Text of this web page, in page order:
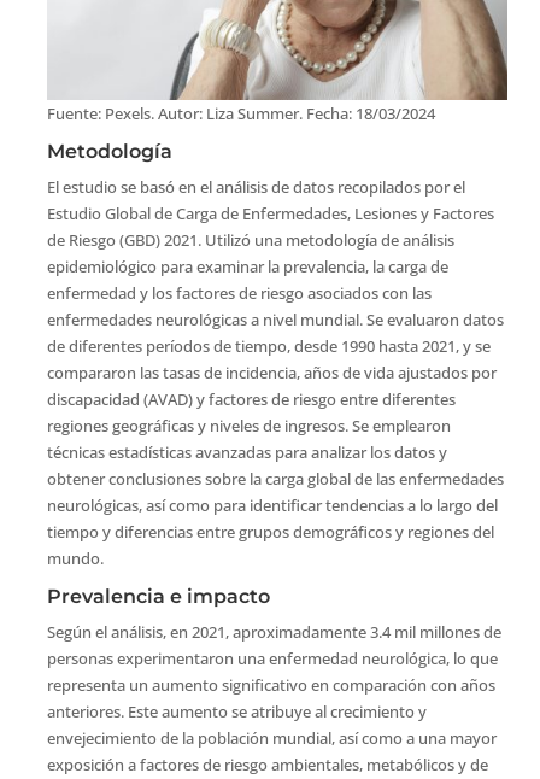
Fuente: Pexels. Autor: Liza Summer. Fecha: 18/03/2024
Metodología
El estudio se basó en el análisis de datos recopilados por el
Estudio Global de Carga de Enfermedades, Lesiones y Factores
de Riesgo (GBD) 2021. Utilizó una metodología de análisis
epidemiológico para examinar la prevalencia, la carga de
enfermedad y los factores de riesgo asociados con las
enfermedades neurológicas a nivel mundial. Se evaluaron datos
de diferentes períodos de tiempo, desde 1990 hasta 2021, y se
compararon las tasas de incidencia, años de vida ajustados por
discapacidad (AVAD) y factores de riesgo entre diferentes
regiones geográficas y niveles de ingresos. Se emplearon
técnicas estadísticas avanzadas para analizar los datos y
obtener conclusiones sobre la carga global de las enfermedades
neurológicas, así como para identificar tendencias a lo largo del
tiempo y diferencias entre grupos demográficos y regiones del
mundo.
Prevalencia e impacto
Según el análisis, en 2021, aproximadamente 3.4 mil millones de
personas experimentaron una enfermedad neurológica, lo que
representa un aumento significativo en comparación con años
anteriores. Este aumento se atribuye al crecimiento y
envejecimiento de la población mundial, así como a una mayor
exposición a factores de riesgo ambientales, metabólicos y de